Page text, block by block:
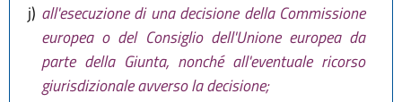
j) all'esecuzione di una decisione della Commissione
europea o del Consiglio dell'Unione europea da
parte della Giunta, nonché all'eventuale ricorso
giurisdizionale avverso la decisione;